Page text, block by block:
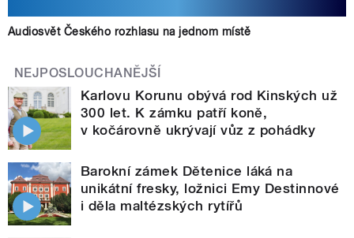
Audiosvět Českého rozhlasu na jednom místě
NEJPOSLOUCHANĚJŠÍ
Karlovu Korunu obývá rod Kinských už
300 let. K zámku patří koně,
v kočárovně ukrývají vůz z pohádky
Barokní zámek Dětenice láká na
unikátní fresky, ložnici Emy Destinnové
i děla maltézských rytířů